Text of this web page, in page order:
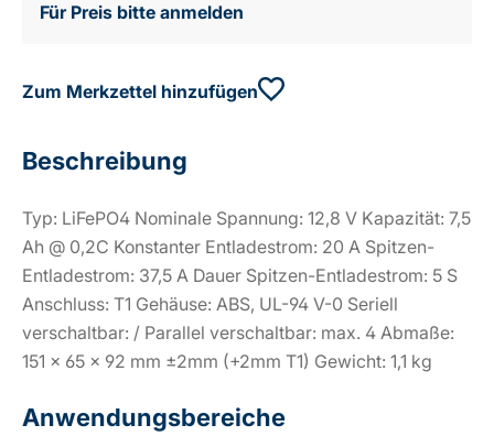
Für Preis bitte anmelden
Zum Merkzettel hinzufügen
Beschreibung
Typ: LiFePO4 Nominale Spannung: 12,8 V Kapazität: 7,5
Ah @ 0,2C Konstanter Entladestrom: 20 A Spitzen-
Entladestrom: 37,5 A Dauer Spitzen-Entladestrom: 5 S
Anschluss: T1 Gehäuse: ABS, UL-94 V-0 Seriell
verschaltbar: / Parallel verschaltbar: max. 4 Abmaße:
151 x 65 x 92 mm ±2mm (+2mm T1) Gewicht: 1,1 kg
Anwendungsbereiche